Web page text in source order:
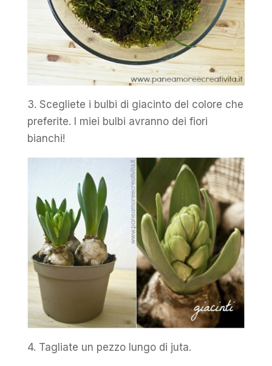
3. Scegliete i bulbi di giacinto del colore che
preferite. I miei bulbi avranno dei fiori
bianchi!
4. Tagliate un pezzo lungo di juta.